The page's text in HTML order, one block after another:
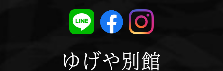
ゆげや別館